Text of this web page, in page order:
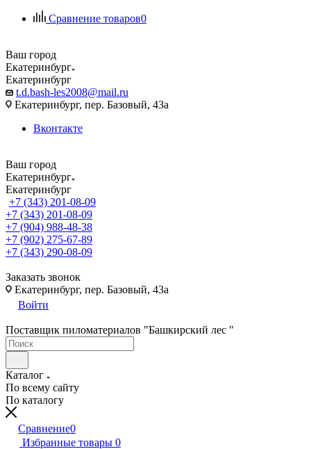
Сравнение товаров0
Ваш город
Екатеринбург
Екатеринбург
t.d.bash-les2008@mail.ru
Екатеринбург, пер. Базовый, 43а
Вконтакте
Ваш город
Екатеринбург
Екатеринбург
+7 (343) 201-08-09
+7 (343) 201-08-09
+7 (904) 988-48-38
+7 (902) 275-67-89
+7 (343) 290-08-09
Заказать звонок
Екатеринбург, пер. Базовый, 43а
Войти
Поставщик пиломатериалов "Башкирский лес "
Каталог
По всему сайту
По каталогу
Сравнение0
Избранные товары 0